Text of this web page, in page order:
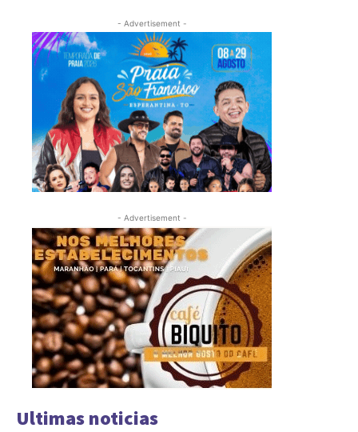
- Advertisement -
- Advertisement -
Ultimas noticias